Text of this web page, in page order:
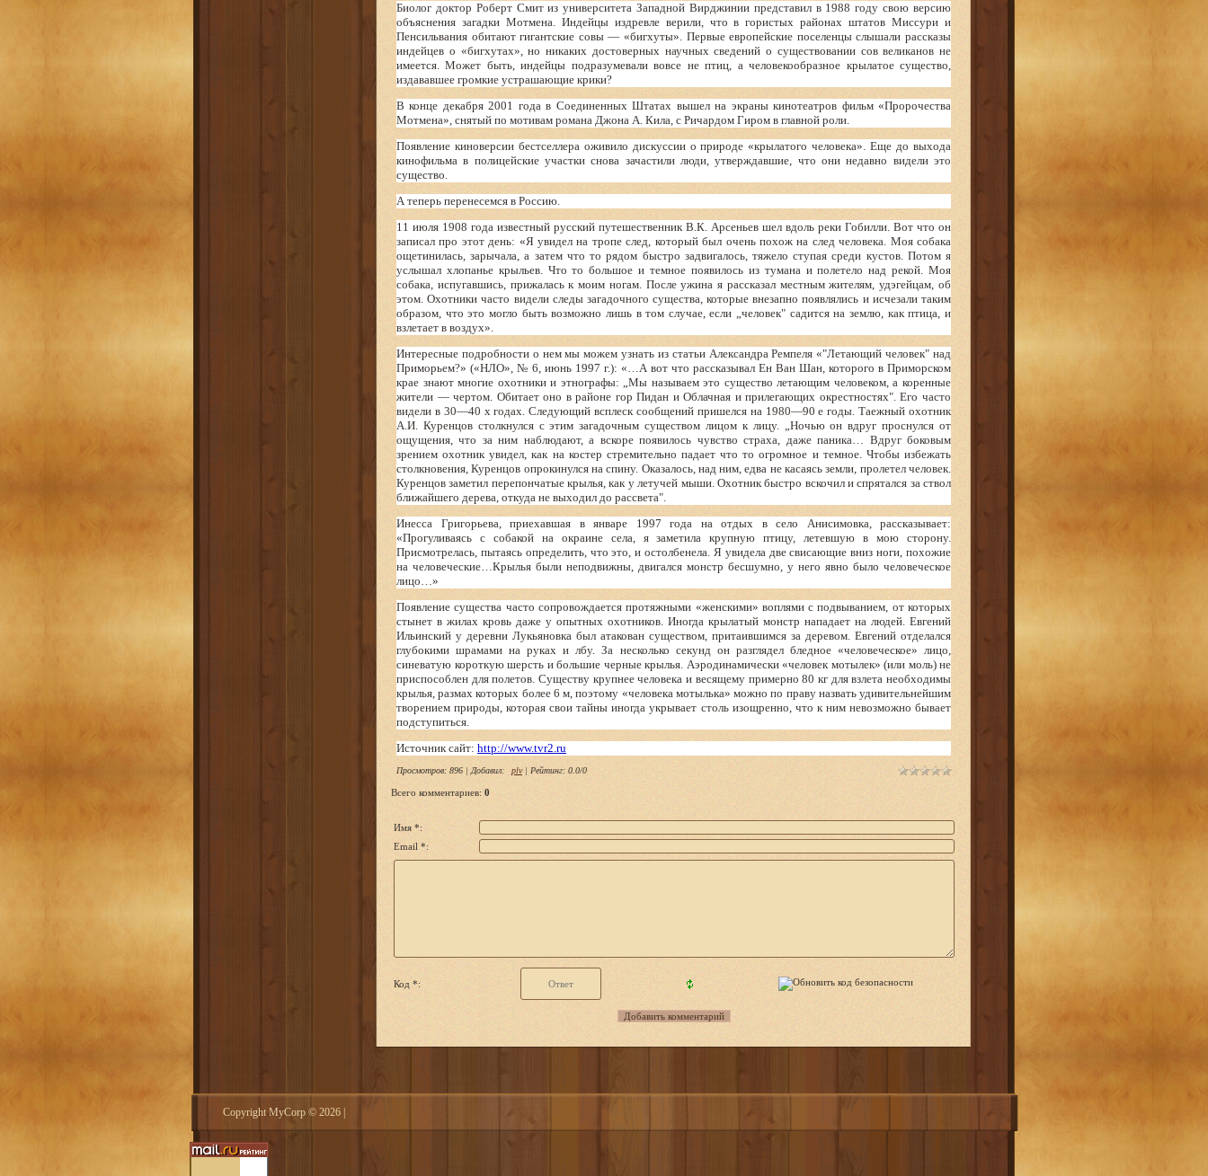
Биолог доктор Роберт Смит из университета Западной Вирджинии представил в 1988 году свою версию
объяснения загадки Мотмена. Индейцы издревле верили, что в гористых районах штатов Миссури и
Пенсильвания обитают гигантские совы — «бигхуты». Первые европейские поселенцы слышали рассказы
индейцев о «бигхутах», но никаких достоверных научных сведений о существовании сов великанов не
имеется. Может быть, индейцы подразумевали вовсе не птиц, а человекообразное крылатое существо,
издававшее громкие устрашающие крики?
В конце декабря 2001 года в Соединенных Штатах вышел на экраны кинотеатров фильм «Пророчества
Мотмена», снятый по мотивам романа Джона А. Кила, с Ричардом Гиром в главной роли.
Появление киноверсии бестселлера оживило дискуссии о природе «крылатого человека». Еще до выхода
кинофильма в полицейские участки снова зачастили люди, утверждавшие, что они недавно видели это
существо.
А теперь перенесемся в Россию.
11 июля 1908 года известный русский путешественник В.К. Арсеньев шел вдоль реки Гобилли. Вот что он
записал про этот день: «Я увидел на тропе след, который был очень похож на след человека. Моя собака
ощетинилась, зарычала, а затем что то рядом быстро задвигалось, тяжело ступая среди кустов. Потом я
услышал хлопанье крыльев. Что то большое и темное появилось из тумана и полетело над рекой. Моя
собака, испугавшись, прижалась к моим ногам. После ужина я рассказал местным жителям, удэгейцам, об
этом. Охотники часто видели следы загадочного существа, которые внезапно появлялись и исчезали таким
образом, что это могло быть возможно лишь в том случае, если „человек" садится на землю, как птица, и
взлетает в воздух».
Интересные подробности о нем мы можем узнать из статьи Александра Ремпеля «"Летающий человек" над
Приморьем?» («НЛО», № 6, июнь 1997 г.): «…А вот что рассказывал Ен Ван Шан, которого в Приморском
крае знают многие охотники и этнографы: „Мы называем это существо летающим человеком, а коренные
жители — чертом. Обитает оно в районе гор Пидан и Облачная и прилегающих окрестностях". Его часто
видели в 30—40 х годах. Следующий всплеск сообщений пришелся на 1980—90 е годы. Таежный охотник
А.И. Куренцов столкнулся с этим загадочным существом лицом к лицу. „Ночью он вдруг проснулся от
ощущения, что за ним наблюдают, а вскоре появилось чувство страха, даже паника… Вдруг боковым
зрением охотник увидел, как на костер стремительно падает что то огромное и темное. Чтобы избежать
столкновения, Куренцов опрокинулся на спину. Оказалось, над ним, едва не касаясь земли, пролетел человек.
Куренцов заметил перепончатые крылья, как у летучей мыши. Охотник быстро вскочил и спрятался за ствол
ближайшего дерева, откуда не выходил до рассвета".
Инесса Григорьева, приехавшая в январе 1997 года на отдых в село Анисимовка, рассказывает:
«Прогуливаясь с собакой на окраине села, я заметила крупную птицу, летевшую в мою сторону.
Присмотрелась, пытаясь определить, что это, и остолбенела. Я увидела две свисающие вниз ноги, похожие
на человеческие…Крылья были неподвижны, двигался монстр бесшумно, у него явно было человеческое
лицо…»
Появление существа часто сопровождается протяжными «женскими» воплями с подвыванием, от которых
стынет в жилах кровь даже у опытных охотников. Иногда крылатый монстр нападает на людей. Евгений
Ильинский у деревни Лукьяновка был атакован существом, притаившимся за деревом. Евгений отделался
глубокими шрамами на руках и лбу. За несколько секунд он разглядел бледное «человеческое» лицо,
синеватую короткую шерсть и большие черные крылья. Аэродинамически «человек мотылек» (или моль) не
приспособлен для полетов. Существу крупнее человека и весящему примерно 80 кг для взлета необходимы
крылья, размах которых более 6 м, поэтому «человека мотылька» можно по праву назвать удивительнейшим
творением природы, которая свои тайны иногда укрывает столь изощренно, что к ним невозможно бывает
подступиться.
Источник сайт: http://www.tvr2.ru
Просмотров: 896 | Добавил: plv| Рейтинг: 0.0/0
Всего комментариев: 0
Имя *:
Email *:
Код *:
Copyright MyCorp © 2026